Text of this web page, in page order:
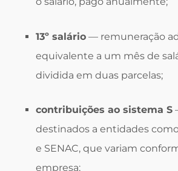
13º salário — remuneração
equivalente a um mês de
dividida em duas parcelas;
contribuições ao sistema S
destinados a entidades como
e SENAC, que variam
empresa;